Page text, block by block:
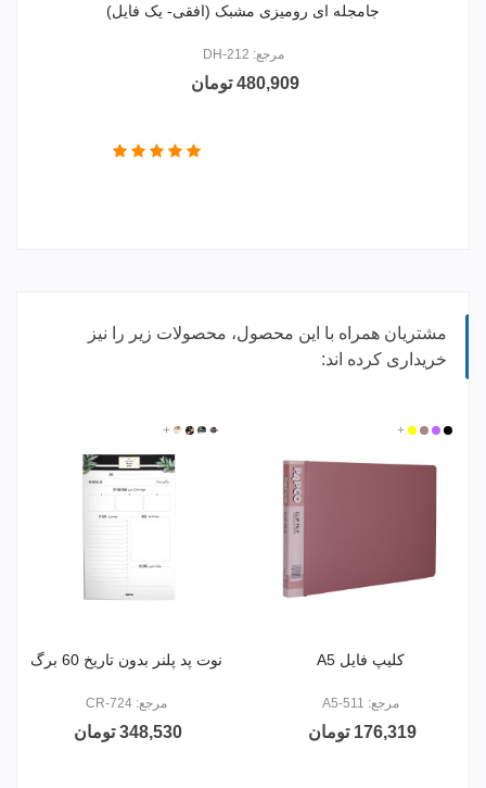
جامجله ای رومیزی مشبک (افقی- یک فایل)
مرجع: DH-212
480,909 تومان
مشتریان همراه با این محصول، محصولات زیر را نیز
خریداری کرده اند:
مشکی
بنفش
گلبهی
زرد+
کلیپ فایل A5
مرجع: A5-511
176,319 تومان
72404
72405
72408
72411
+
نوت پد پلنر بدون تاریخ 60 برگ
مرجع: CR-724
348,530 تومان